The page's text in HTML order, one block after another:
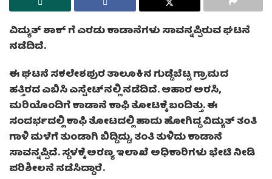
ವಿದ್ಯುತ್ ಶಾಕ್‍ ಗೆ ಎರಡು ಕಾಡಾನೆಗಳು ಸಾವನ್ನಪ್ಪಿರುವ ಘಟನೆ
ನಡೆದಿದೆ.
ಈ ಘಟನೆ ಸಕಲೇಶಪುರ ತಾಲೂಕಿನ ಗುಡ್ಡೆಬೆಟ್ಟ ಗ್ರಾಮದ
ಹತ್ತಿರದ ಎಬಿಸಿ ಎಸ್ಟೇಟ್‍ನಲ್ಲಿ ನಡೆದಿದೆ. ಆಹಾರ ಅರಸಿ,
ಮರಿಯೊಂದಿಗೆ ಕಾಡಾನೆ ಕಾಫಿ ತೋಟಕ್ಕೆ ಬಂದಿತ್ತು. ಈ
ಸಂದರ್ಭದಲ್ಲಿ ಕಾಫಿ ತೋಟದಲ್ಲಿ ಹಾದು ಹೋಗಿದ್ದ ವಿದ್ಯುತ್‌ ತಂತಿ
ಗಾಳಿ ಮಳೆಗೆ ತುಂಡಾಗಿ ಬಿದ್ದಿದ್ದು, ತಂತಿ ತುಳಿದು ಕಾಡಾನೆ
ಸಾವನ್ನಪ್ಪಿದೆ. ಸ್ಥಳಕ್ಕೆ ಅರಣ್ಯ ಇಲಾಖೆ ಅಧಿಕಾರಿಗಳು ಭೇಟಿ ನೀಡಿ
ಪರಿಶೀಲನೆ ನಡೆಸಿದ್ದಾರೆ.